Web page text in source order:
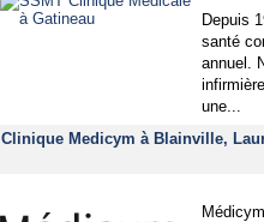
Depuis
santé
annuel.
une...
Clinique Medicym à Blainville,